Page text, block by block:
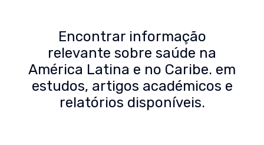
Encontrar informação
relevante sobre saúde na
América Latina e no Caribe. em
estudos, artigos académicos e
relatórios disponíveis.